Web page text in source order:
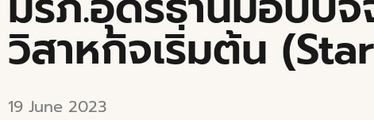
วิสาหกิจเริ่มต้น
19 June 2023